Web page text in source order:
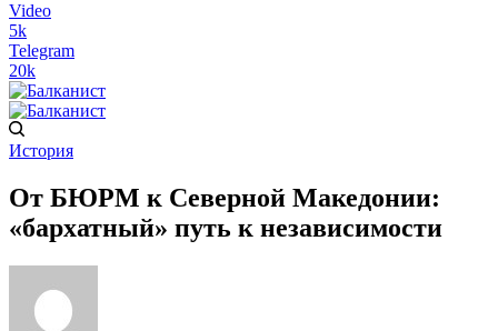
Video
5k
Telegram
20k
История
От БЮРМ к Северной Македонии:
«бархатный» путь к независимости